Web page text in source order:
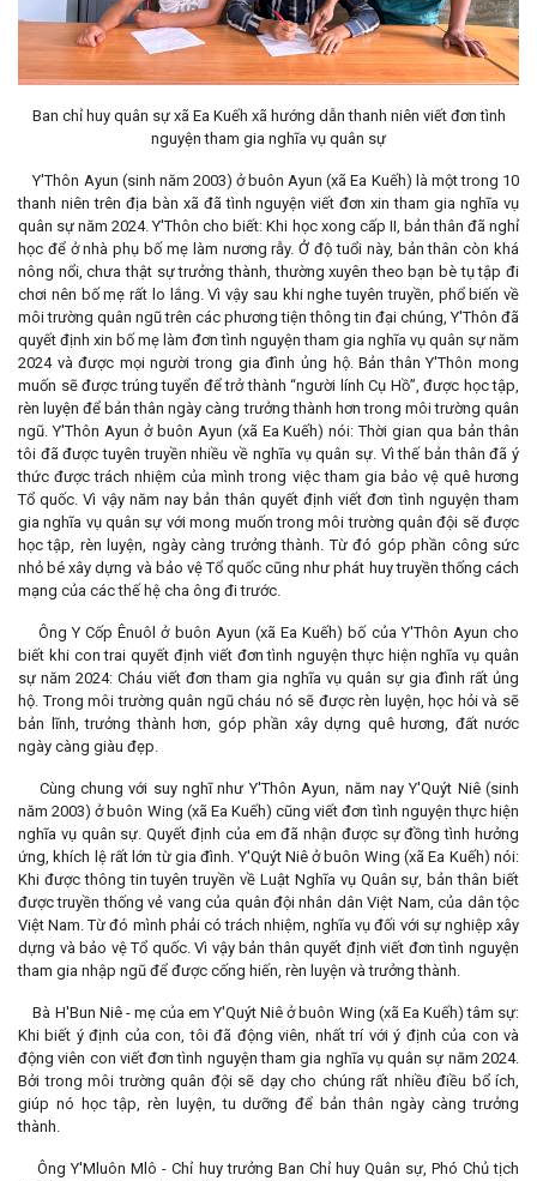
Ban chỉ huy quân sự xã Ea Kuếh xã hướng dẫn thanh niên viết đơn tình
nguyện tham gia nghĩa vụ quân sự
Y'Thôn Ayun (sinh năm 2003) ở buôn Ayun (xã Ea Kuếh) là một trong 10
thanh niên trên địa bàn xã đã tình nguyện viết đơn xin tham gia nghĩa vụ
quân sự năm 2024. Y'Thôn cho biết: Khi học xong cấp II, bản thân đã nghỉ
học để ở nhà phụ bố mẹ làm nương rẫy. Ở độ tuổi này, bản thân còn khá
nông nổi, chưa thật sự trưởng thành, thường xuyên theo bạn bè tụ tập đi
chơi nên bố mẹ rất lo lắng. Vì vậy sau khi nghe tuyên truyền, phổ biến về
môi trường quân ngũ trên các phương tiện thông tin đại chúng, Y'Thôn đã
quyết định xin bố mẹ làm đơn tình nguyện tham gia nghĩa vụ quân sự năm
2024 và được mọi người trong gia đình ủng hộ. Bản thân Y'Thôn mong
muốn sẽ được trúng tuyển để trở thành “người lính Cụ Hồ”, được học tập,
rèn luyện để bản thân ngày càng trưởng thành hơn trong môi trường quân
ngũ. Y'Thôn Ayun ở buôn Ayun (xã Ea Kuếh) nói: Thời gian qua bản thân
tôi đã được tuyên truyền nhiều về nghĩa vụ quân sự. Vì thế bản thân đã ý
thức được trách nhiệm của mình trong việc tham gia bảo vệ quê hương
Tổ quốc. Vì vậy năm nay bản thân quyết định viết đơn tình nguyện tham
gia nghĩa vụ quân sự với mong muốn trong môi trường quân đội sẽ được
học tập, rèn luyện, ngày càng trưởng thành. Từ đó góp phần công sức
nhỏ bé xây dựng và bảo vệ Tổ quốc cũng như phát huy truyền thống cách
mạng của các thế hệ cha ông đi trước.
Ông Y Cốp Ênuôl ở buôn Ayun (xã Ea Kuếh) bố của Y'Thôn Ayun cho
biết khi con trai quyết định viết đơn tình nguyện thực hiện nghĩa vụ quân
sự năm 2024: Cháu viết đơn tham gia nghĩa vụ quân sự gia đình rất ủng
hộ. Trong môi trường quân ngũ cháu nó sẽ được rèn luyện, học hỏi và sẽ
bản lĩnh, trưởng thành hơn, góp phần xây dựng quê hương, đất nước
ngày càng giàu đẹp.
Cùng chung với suy nghĩ như Y'Thôn Ayun, năm nay Y'Quýt Niê (sinh
năm 2003) ở buôn Wing (xã Ea Kuếh) cũng viết đơn tình nguyện thực hiện
nghĩa vụ quân sự. Quyết định của em đã nhận được sự đồng tình hưởng
ứng, khích lệ rất lớn từ gia đình. Y'Quýt Niê ở buôn Wing (xã Ea Kuếh) nói:
Khi được thông tin tuyên truyền về Luật Nghĩa vụ Quân sự, bản thân biết
được truyền thống vẻ vang của quân đội nhân dân Việt Nam, của dân tộc
Việt Nam. Từ đó mình phải có trách nhiệm, nghĩa vụ đối với sự nghiệp xây
dựng và bảo vệ Tổ quốc. Vì vậy bản thân quyết định viết đơn tình nguyện
tham gia nhập ngũ để được cống hiến, rèn luyện và trưởng thành.
Bà H'Bun Niê - mẹ của em Y'Quýt Niê ở buôn Wing (xã Ea Kuếh) tâm sự:
Khi biết ý định của con, tôi đã động viên, nhất trí với ý định của con và
động viên con viết đơn tình nguyện tham gia nghĩa vụ quân sự năm 2024.
Bởi trong môi trường quân đội sẽ dạy cho chúng rất nhiều điều bổ ích,
giúp nó học tập, rèn luyện, tu dưỡng để bản thân ngày càng trưởng
thành.
Ông Y'Mluôn Mlô - Chỉ huy trưởng Ban Chỉ huy Quân sự, Phó Chủ tịch